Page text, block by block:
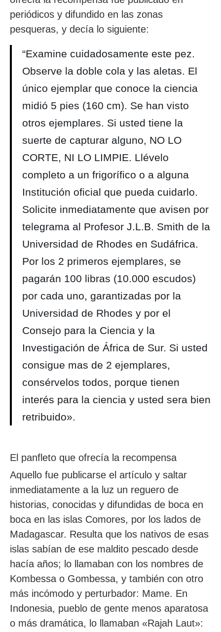
periódicos y difundido en las zonas
pesqueras, y decía lo siguiente:
“Examine cuidadosamente este pez.
Observe la doble cola y las aletas. El
único ejemplar que conoce la ciencia
midió 5 pies (160 cm). Se han visto
otros ejemplares. Si usted tiene la
suerte de capturar alguno, NO LO
CORTE, NI LO LIMPIE. Llévelo
completo a un frigorífico o a alguna
Institución oficial que pueda cuidarlo.
Solicite inmediatamente que avisen por
telegrama al Profesor J.L.B. Smith de la
Universidad de Rhodes en Sudáfrica.
Por los 2 primeros ejemplares, se
pagarán 100 libras (10.000 escudos)
por cada uno, garantizadas por la
Universidad de Rhodes y por el
Consejo para la Ciencia y la
Investigación de África de Sur. Si usted
consigue mas de 2 ejemplares,
consérvelos todos, porque tienen
interés para la ciencia y usted sera bien
retribuido».
El panfleto que ofrecía la recompensa
Aquello fue publicarse el artículo y saltar
inmediatamente a la luz un reguero de
historias, conocidas y difundidas de boca en
boca en las islas Comores, por los lados de
Madagascar. Resulta que los nativos de esas
islas sabían de ese maldito pescado desde
hacía años; lo llamaban con los nombres de
Kombessa o Gombessa, y también con otro
más incómodo y perturbador: Mame. En
Indonesia, pueblo de gente menos aparatosa
o más dramática, lo llamaban «Rajah Laut»: